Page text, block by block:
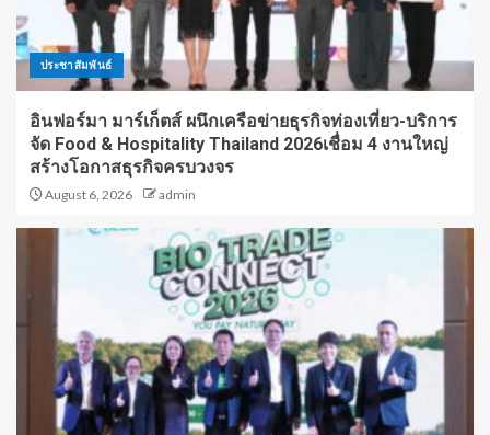
ประชาสัมพันธ์
อินฟอร์มา มาร์เก็ตส์ ผนึกเครือข่ายธุรกิจท่องเที่ยว-บริการ
จัด Food & Hospitality Thailand 2026เชื่อม 4 งานใหญ่
สร้างโอกาสธุรกิจครบวงจร
August 6, 2026 admin